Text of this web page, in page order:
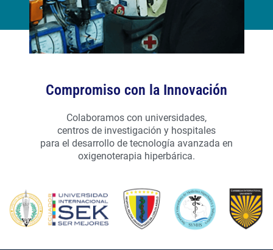
Compromiso con la Innovación
Colaboramos con universidades,
centros de investigación y hospitales
para el desarrollo de tecnología avanzada en
oxigenoterapia hiperbárica.